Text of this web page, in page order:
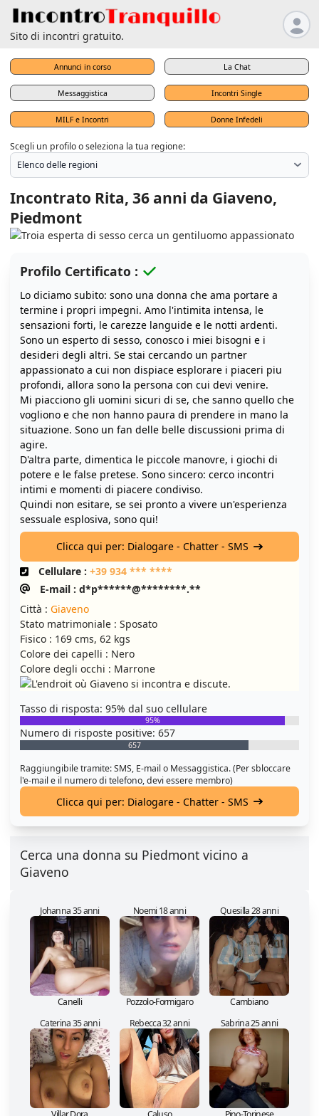
Sito di incontri gratuito.
Annunci in corso La Chat
Messaggistica Incontri Single
MILF e Incontri Donne Infedeli
Scegli un profilo o seleziona la tua regione:
Incontrato Rita, 36 anni da Giaveno,
Piedmont
Profilo Certificato :
Lo diciamo subito: sono una donna che ama portare a
termine i propri impegni. Amo l'intimita intensa, le
sensazioni forti, le carezze languide e le notti ardenti.
Sono un esperto di sesso, conosco i miei bisogni e i
desideri degli altri. Se stai cercando un partner
appassionato a cui non dispiace esplorare i piaceri piu
profondi, allora sono la persona con cui devi venire.
Mi piacciono gli uomini sicuri di se, che sanno quello che
vogliono e che non hanno paura di prendere in mano la
situazione. Sono un fan delle belle discussioni prima di
agire.
D'altra parte, dimentica le piccole manovre, i giochi di
potere e le false pretese. Sono sincero: cerco incontri
intimi e momenti di piacere condiviso.
Quindi non esitare, se sei pronto a vivere un'esperienza
sessuale esplosiva, sono qui!
Clicca qui per: Dialogare - Chatter - SMS
Cellulare : +39 934 *** ****
E-mail : d*p******@********.**
Città : Giaveno
Stato matrimoniale : Sposato
Fisico : 169 cms, 62 kgs
Colore dei capelli : Nero
Colore degli occhi : Marrone
Tasso di risposta: 95% dal suo cellulare
95%
Numero di risposte positive: 657
657
Raggiungibile tramite: SMS, E-mail o Messaggistica. (Per sbloccare
l'e-mail e il numero di telefono, devi essere membro)
Clicca qui per: Dialogare - Chatter - SMS
Cerca una donna su Piedmont vicino a
Giaveno
Johanna 35 anni
Canelli
Noemi 18 anni
Pozzolo-Formigaro
Quesilla 28 anni
Cambiano
Caterina 35 anni
Rebecca 32 anni Sabrina 25 anni